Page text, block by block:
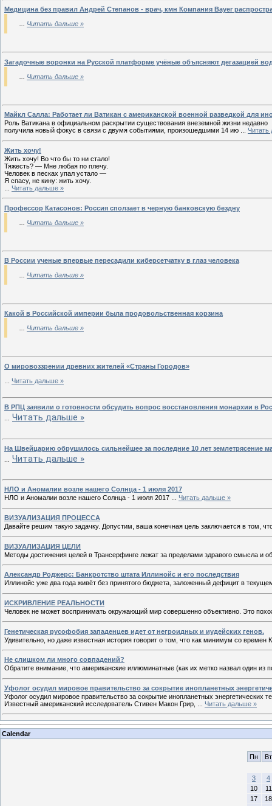
Медицина без правил Андрей Степанов - врач, кмн Компания Bayer
Читать дальше »
Загадочные воронки на Русской платформе учёные объясняют дегазацией
Читать дальше »
Майкл Салла: Работает ли Ватикан с американской военной разведкой для
Роль Ватикана в официальном раскрытии существования внеземной жизни недавно
получила новый фокус в связи с двумя событиями, произошедшими 14 ию
Читать
Жить хочу!
Жить хочу! Во что бы то ни стало!
Тяжесть? — Мне любая по плечу.
Человек в песках упал устало —
Я спасу, не кину: жить хочу.
Читать дальше »
Профессор Катасонов: Россия сползает в черную банковскую бездну
Читать дальше »
В России ученые впервые пересадили киберсетчатку в глаз человека
Читать дальше »
Какой в Российской империи была продовольственная корзина
Читать дальше »
О мировоззрении древних жителей «Страны Городов»
Читать дальше »
В РПЦ заявили о готовности обсудить вопрос восстановления монархии в
... Читать дальше »
На Швейцарию обрушилось сильнейшее за последние 10 лет землетрясение
... Читать дальше »
НЛО и Аномалии возле нашего Солнца - 1 июля 2017
НЛО и Аномалии возле нашего Солнца - 1 июля 2017 ... Читать дальше »
ВИЗУАЛИЗАЦИЯ ПРОЦЕССА
Давайте решим такую задачку. Допустим, ваша конечная цель заключается в том,
ВИЗУАЛИЗАЦИЯ ЦЕЛИ
Методы достижения целей в Трансерфинге лежат за пределами здравого смысла
Александр Роджерс: Банкротство штата Иллинойс и его последствия
Иллинойс уже два года живёт без принятого бюджета, заложенный дефицит в
ИСКРИВЛЕНИЕ РЕАЛЬНОСТИ
Человек не может воспринимать окружающий мир совершенно объективно. Это
Генетическая русофобия западенцев идет от негроидных и иудейских генов.
Удивительно, но даже известная история говорит о том, что как минимум со
Не слишком ли много совпадений?
Обратите внимание, что американские иллюминатные (как их метко назвал один из
Уфолог осудил мировое правительство за сокрытие инопланетных
Уфолог осудил мировое правительство за сокрытие инопланетных энергетических
Известный американский исследователь Стивен Макон Грир,
Читать дальше »
Calendar
Пн Вт
3
4
10
11
17
18